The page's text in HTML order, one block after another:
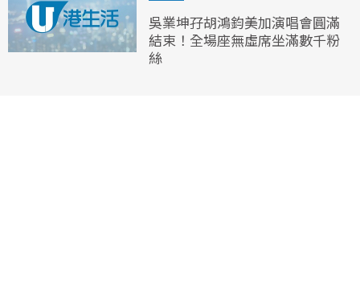
吳業坤孖胡鴻鈞美加演唱會圓滿
結束！全場座無虛席坐滿數千粉
絲